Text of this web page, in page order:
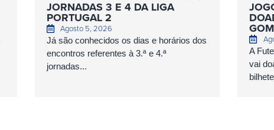
JORNADAS 3 E 4 DA LIGA
PORTUGAL 2
Agosto 5, 2026
Já são conhecidos os dias e horários dos
encontros referentes à 3.ª e 4.ª
jornadas...
A
vai